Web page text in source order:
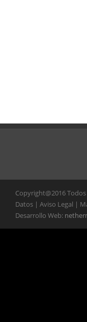
Copyright@2016
Datos | Aviso Legal |
Desarrollo Web: